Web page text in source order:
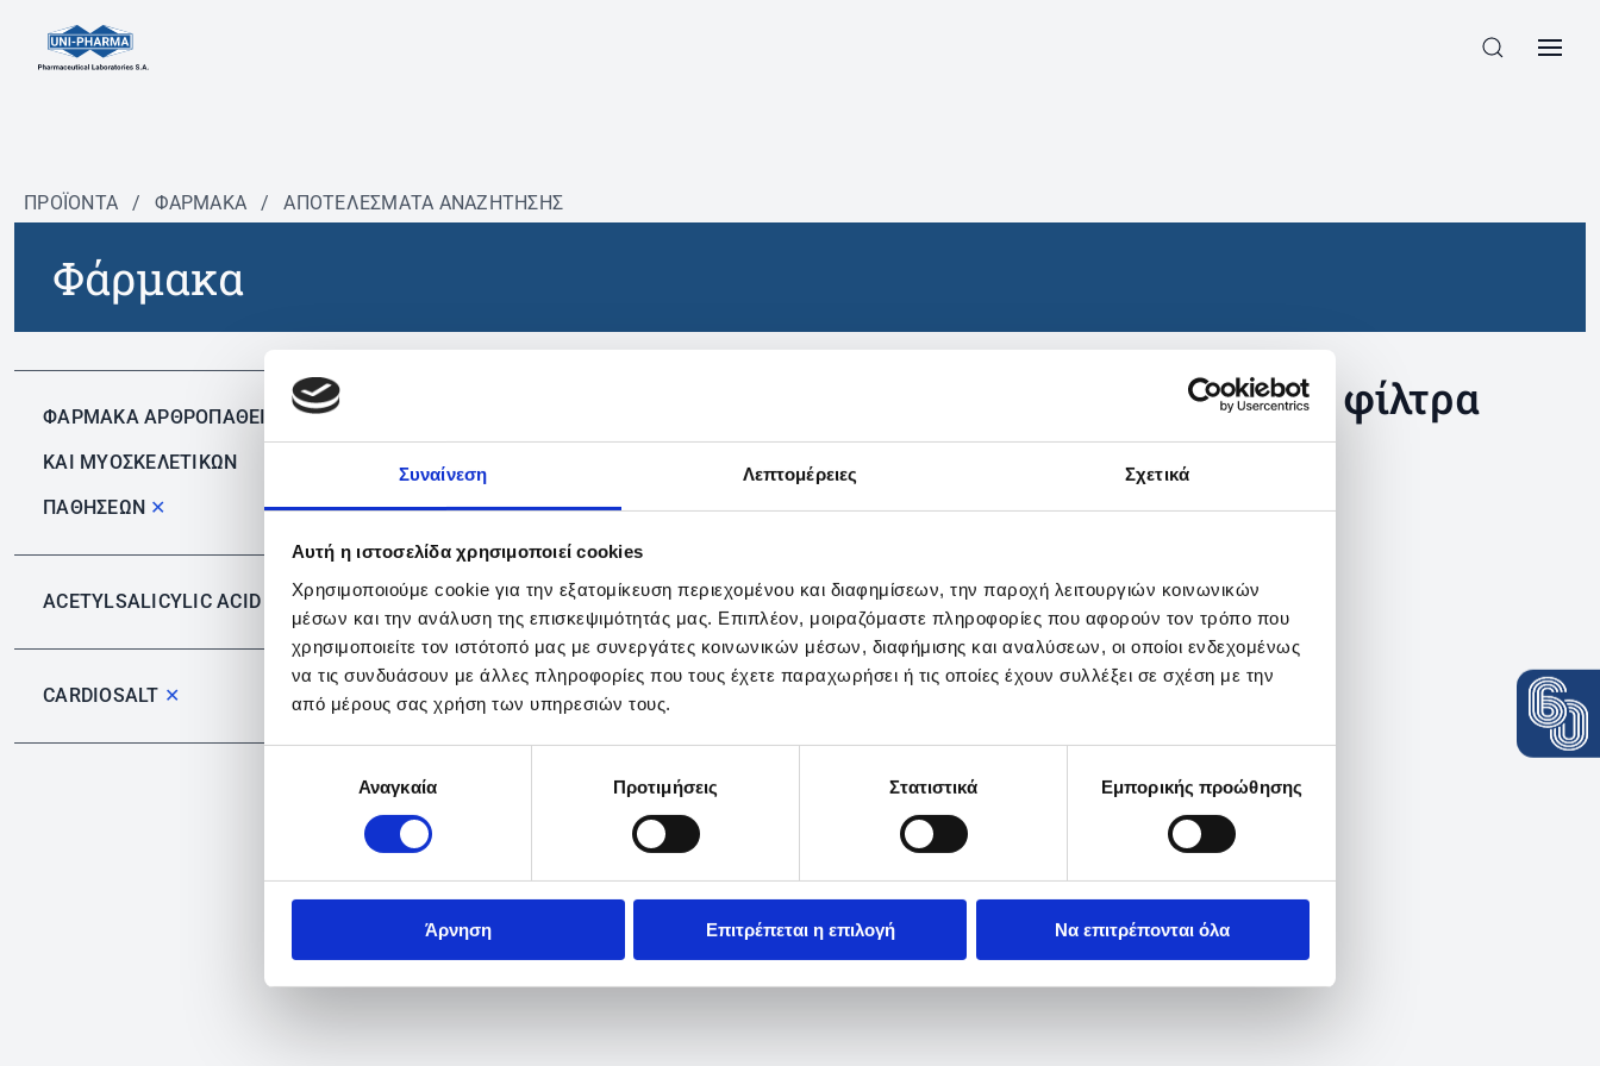
Συναίνεση Λεπτομέρειες Σχετικά
Αυτή η ιστοσελίδα χρησιμοποιεί cookies
Χρησιμοποιούμε cookie για την εξατομίκευση περιεχομένου και διαφημίσεων, την παροχή λειτουργιών κοινωνικών
μέσων και την ανάλυση της επισκεψιμότητάς μας. Επιπλέον, μοιραζόμαστε πληροφορίες που αφορούν τον τρόπο που
χρησιμοποιείτε τον ιστότοπό μας με συνεργάτες κοινωνικών μέσων, διαφήμισης και αναλύσεων, οι οποίοι ενδεχομένως
να τις συνδυάσουν με άλλες πληροφορίες που τους έχετε παραχωρήσει ή τις οποίες έχουν συλλέξει σε σχέση με την
από μέρους σας χρήση των υπηρεσιών τους.
συγκατάθεσηςΑναγκαία Προτιμήσεις Στατιστικά Εμπορικής προώθησης
Άρνηση Επιτρέπεται η επιλογή Να επιτρέπονται όλα
ΠΡΟΪΟΝΤΑ / ΦΆΡΜΑΚΑ / ΑΠΟΤΕΛΕΣΜΑΤΑ ΑΝΑΖΗΤΗΣΗΣ
Φάρμακα
ΦΑΡΜΑΚΑ ΑΡΘΡΟΠΑΘΕΙΩΝ
ΚΑΙ ΜΥΟΣΚΕΛΕΤΙΚΩΝ
ΠΑΘΗΣΕΩΝ ✕
ACETYLSALICYLIC ACID
CARDIOSALT ✕
Δεν βρέθηκαν προϊόντα με τα συγκεκριμένα φίλτρα